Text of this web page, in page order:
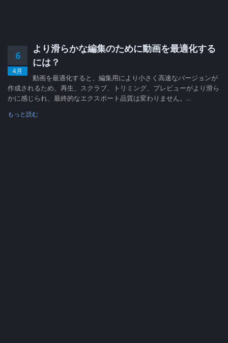
6
4月
より滑らかな編集のために動画を最適化する
には？
動画を最適化すると、編集用により小さく高速なバージョンが
作成されるため、再生、スクラブ、トリミング、プレビューがより滑ら
かに感じられ、最終的なエクスポート品質は変わりません。...
もっと読む